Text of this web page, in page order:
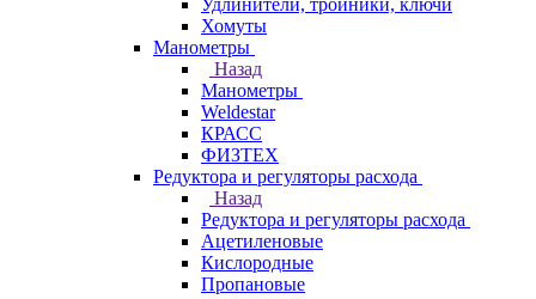
Удлинители, тройники, ключи
Хомуты
Манометры
Назад
Манометры
Weldestar
КРАСС
ФИЗТЕХ
Редуктора и регуляторы расхода
Назад
Редуктора и регуляторы расхода
Ацетиленовые
Кислородные
Пропановые